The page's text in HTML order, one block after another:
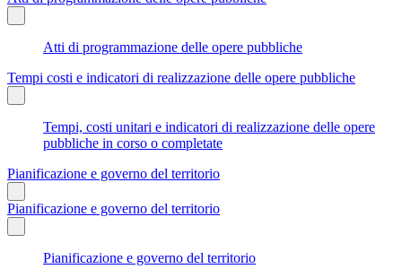
Atti di programmazione delle opere pubbliche
Tempi costi e indicatori di realizzazione delle opere pubbliche
Tempi, costi unitari e indicatori di realizzazione delle opere
pubbliche in corso o completate
Pianificazione e governo del territorio
Pianificazione e governo del territorio
Pianificazione e governo del territorio